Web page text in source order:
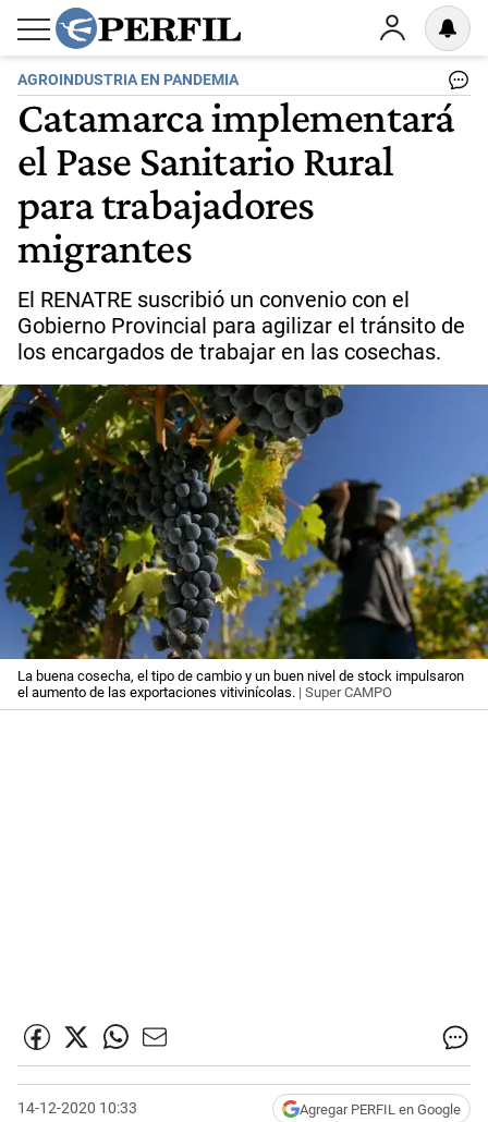
AGROINDUSTRIA EN PANDEMIA
Catamarca implementará
el Pase Sanitario Rural
para trabajadores
migrantes
El RENATRE suscribió un convenio con el
Gobierno Provincial para agilizar el tránsito de
los encargados de trabajar en las cosechas.
La buena cosecha, el tipo de cambio y un buen nivel de stock impulsaron
el aumento de las exportaciones vitivinícolas. | Super CAMPO
14-12-2020 10:33 Agregar PERFIL en Google